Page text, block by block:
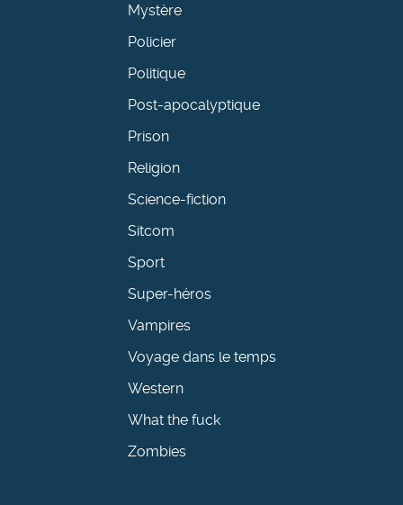
Mystère
Policier
Politique
Post-apocalyptique
Prison
Religion
Science-fiction
Sitcom
Sport
Super-héros
Vampires
Voyage dans le temps
Western
What the fuck
Zombies